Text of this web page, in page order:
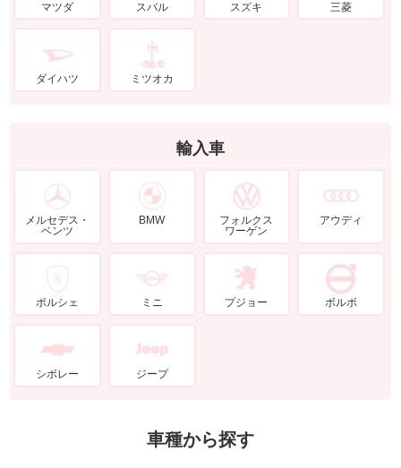
マツダ スバル スズキ 三菱
ダイハツ ミツオカ
輸入車
メルセデス・
ベンツ
BMW
フォルクス
ワーゲン
アウディ
ポルシェ ミニ プジョー ボルボ
シボレー ジープ
車種から探す